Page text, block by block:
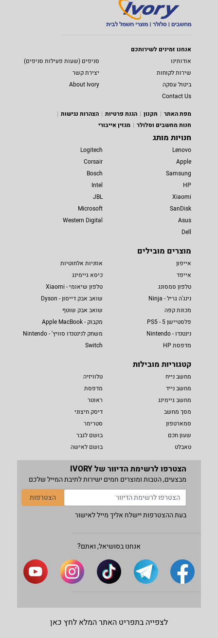
אנחנו זמינים לשירותכם
אודותינו
סניפים (שעות פעילות סניפים)
שירות לקוחות
יצירת קשר
ביטול עסקה
About Ivory
Contact Us
מפת האתר
תקנון הגנת פרטיות
הצהרות נגישות
חנות מחשבים וסלולר
מגזין אייבורי
חנויות מותג
Lenovo
Apple
Samsung
HP
Xiaomi
SanDisk
Asus
Dell
Logitech
Corsair
Bosch
Intel
JBL
Microsoft
Western Digital
מוצרים מובילים
אייפון
אייפד
טלפון סמסונג
נינג'ה גריל - Ninja
מכונת קפה
פלסטיישן 5 - PS5
נינטנדו - Nintendo
מדפסת HP
אוזניות אלחוטיות
כיסא גיימינג
טלפון שיאומי - Xiaomi
שואב אבק דייסון - Dyson
שואב אבק שוטף
מקבוק - Apple MacBook
משחק לנינטנדו סוויץ' - Nintendo
Switch
קטגוריות מובילות
מחשב נייח
מחשב נייד
מחשב גיימינג
מסך מחשב
סמארטפון
שעון חכם
טאבלט
טלוויזיה
מדפסת
ראוטר
דיסק חיצוני
סטרימר
בושם לגבר
בושם לאישה
הצטרפו לרשימת הדיוור של IVORY
מבצעים, הטבות ומוצרים חמים ישירות לתיבת המייל שלכם
הצטרפות
בעת ההצטרפות יישלח אליך מייל לאישור
אנחנו בסושיאל, ואתם?
לצפייה בתפריט האתר המלא לחץ כאן